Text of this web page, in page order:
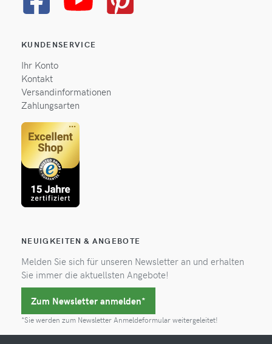
KUNDENSERVICE
Ihr Konto
Kontakt
Versandinformationen
Zahlungsarten
NEUIGKEITEN & ANGEBOTE
Melden Sie sich für unseren Newsletter an und erhalten
Sie immer die aktuellsten Angebote!
Zum Newsletter anmelden*
*Sie werden zum Newsletter Anmeldeformular weitergeleitet!